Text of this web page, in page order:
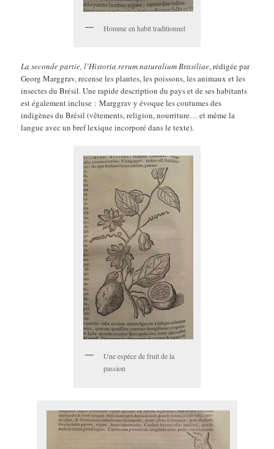
Homme en habit traditionnel
La seconde partie, l’Historia rerum naturalium Brasiliae, rédigée par
Georg Marggrav, recense les plantes, les poissons, les animaux et les
insectes du Brésil. Une rapide description du pays et de ses habitants
est également incluse : Marggrav y évoque les coutumes des
indigènes du Brésil (vêtements, religion, nourriture… et même la
langue avec un bref lexique incorporé dans le texte).
Une espèce de fruit de la
passion